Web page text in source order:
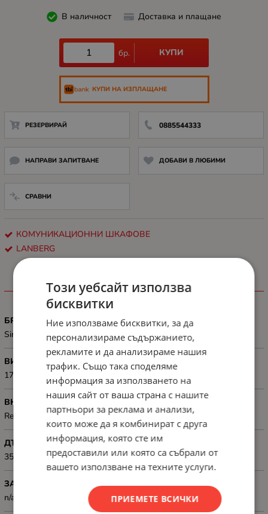
В наличност Доставка и плащане
бр. КУПИ
КУПИ НА ИЗПЛАЩАНЕ
РЕЗЕРВИРАЙ 0885544333
НАПРАВИ ЗАПИТВАНЕ ДОБАВИ В ЛЮБИМИ
СРАВНИ
КОМУНИКАЦИОННИ ШКАФОВЕ
LANBERG
ХАРАКТЕРИСТИКИ
БРОЙ СЕКЦИИ
Single-section
ВИСОЧИНА, MM
177 mm
ВКЛЮЧЕНИ АКСЕСОАРИ
Removable front dust filter (included)
ДЪЛБОЧИНА, ММ
350 mm
ЗАКЛЮЧВАНЕ
n/a
Този уебсайт използва
бисквитки
Ние използваме бисквитки, за да
персонализираме съдържанието,
рекламите и да анализираме нашия
трафик. Също така споделяме
информация за използването на
нашия сайт от ваша страна с нашите
партньори за реклама и анализи,
които може да я комбинират с друга
информация, която сте им
предоставили или която са събрали от
вашето използване на техните услуги.
ПРИЕМЕТЕ ВСИЧКИ